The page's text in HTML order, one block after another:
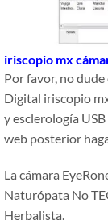
iriscopio mx
Por favor, no
Digital iriscopio
y esclerología
web posterior
La cámara
Naturópata No
Herbalista.